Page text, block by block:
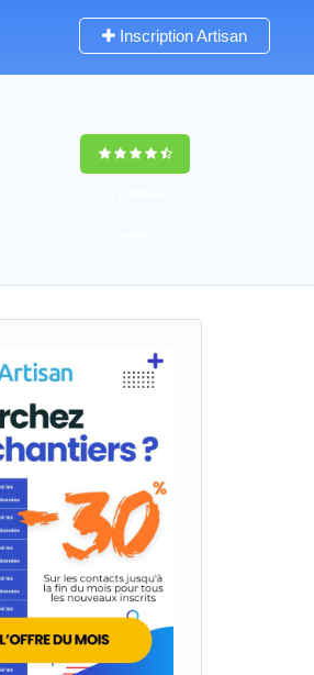
Inscription Artisan